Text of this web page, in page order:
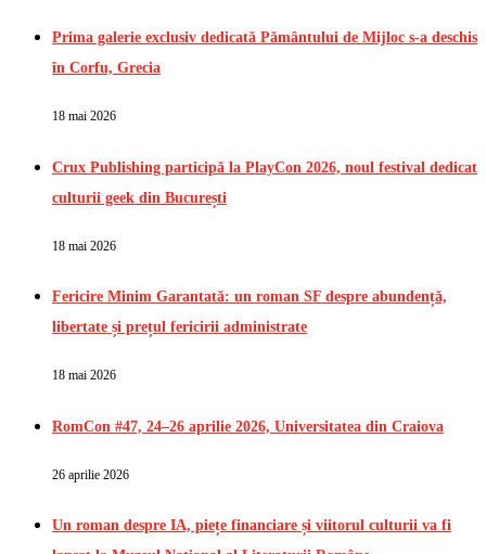
Prima galerie exclusiv dedicată Pământului de Mijloc s-a deschis
în Corfu, Grecia
18 mai 2026
Crux Publishing participă la PlayCon 2026, noul festival dedicat
culturii geek din București
18 mai 2026
Fericire Minim Garantată: un roman SF despre abundență,
libertate și prețul fericirii administrate
18 mai 2026
RomCon #47, 24–26 aprilie 2026, Universitatea din Craiova
26 aprilie 2026
Un roman despre IA, piețe financiare și viitorul culturii va fi